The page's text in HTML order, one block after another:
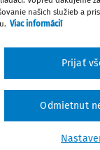
po
počas údržby
predplatné?
našich služieb a
Viac informácií
Odmietnut
Prijať